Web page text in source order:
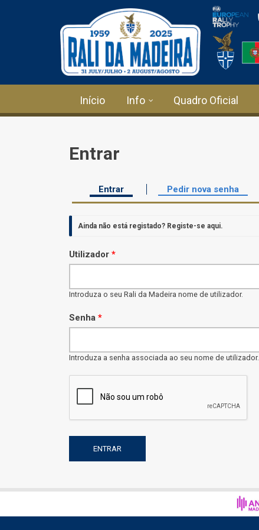
Passar para o conteúdo principal
Início Info Quadro Oficial
Entrar
Separadores primários
Entrar (separador ativo)Pedir nova senha
Ainda não está registado? Registe-se aqui.
Utilizador *
Introduza o seu Rali da Madeira nome de utilizador.
Senha *
Introduza a senha associada ao seu nome de utilizador.